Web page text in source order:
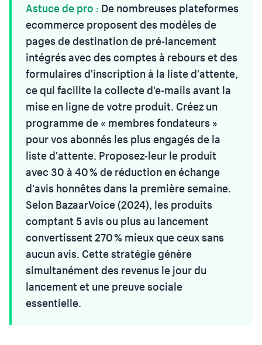
Astuce de pro : De nombreuses plateformes
ecommerce proposent des modèles de
pages de destination de pré-lancement
intégrés avec des comptes à rebours et des
formulaires d'inscription à la liste d'attente,
ce qui facilite la collecte d'e-mails avant la
mise en ligne de votre produit. Créez un
programme de « membres fondateurs »
pour vos abonnés les plus engagés de la
liste d'attente. Proposez-leur le produit
avec 30 à 40 % de réduction en échange
d'avis honnêtes dans la première semaine.
Selon BazaarVoice (2024), les produits
comptant 5 avis ou plus au lancement
convertissent 270 % mieux que ceux sans
aucun avis. Cette stratégie génère
simultanément des revenus le jour du
lancement et une preuve sociale
essentielle.